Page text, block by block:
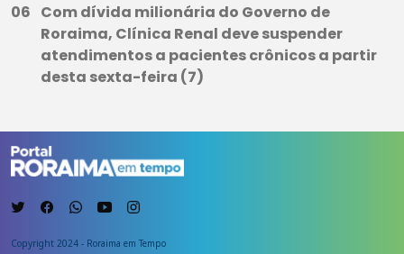
Com dívida milionária do Governo de
Roraima, Clínica Renal deve suspender
atendimentos a pacientes crônicos a partir
desta sexta-feira (7)
Copyright 2024 - Roraima em Tempo